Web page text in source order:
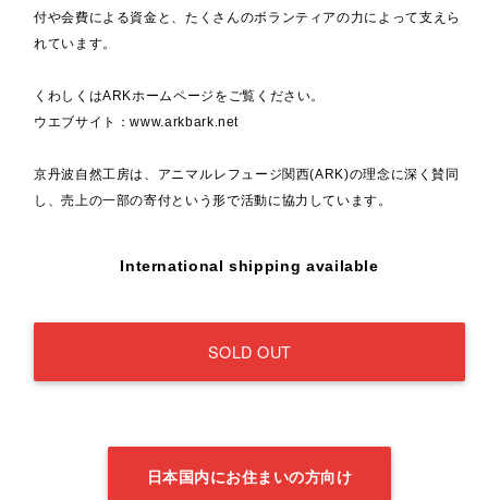
付や会費による資金と、たくさんのボランティアの力によって支えら
れています。
くわしくはARKホームページをご覧ください。
ウエブサイト：www.arkbark.net
京丹波自然工房は、アニマルレフュージ関西(ARK)の理念に深く賛同
し、売上の一部の寄付という形で活動に協力しています。
International shipping available
SOLD OUT
日本国内にお住まいの方向け